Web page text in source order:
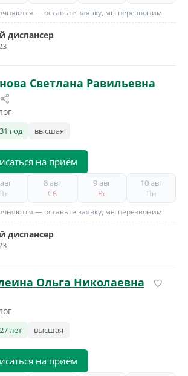
— оставьте заявку, мы перезвоним
диспансер
Светлана Равильевна
год высшая
на приём
Пт
8 авг
Сб
9 авг
Вс
10 авг
Пн
— оставьте заявку, мы перезвоним
диспансер
Ольга Николаевна
лет высшая
на приём